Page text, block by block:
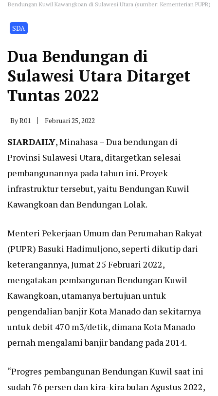
Bendungan Kuwil Kawangkoan di Sulawesi Utara (sumber: Kementerian PUPR)
SDA
Dua Bendungan di
Sulawesi Utara Ditarget
Tuntas 2022
ByR01 Februari 25, 2022
SIARDAILY, Minahasa – Dua bendungan di
Provinsi Sulawesi Utara, ditargetkan selesai
pembangunannya pada tahun ini. Proyek
infrastruktur tersebut, yaitu Bendungan Kuwil
Kawangkoan dan Bendungan Lolak.
Menteri Pekerjaan Umum dan Perumahan Rakyat
(PUPR) Basuki Hadimuljono, seperti dikutip dari
keterangannya, Jumat 25 Februari 2022,
mengatakan pembangunan Bendungan Kuwil
Kawangkoan, utamanya bertujuan untuk
pengendalian banjir Kota Manado dan sekitarnya
untuk debit 470 m3/detik, dimana Kota Manado
pernah mengalami banjir bandang pada 2014.
“Progres pembangunan Bendungan Kuwil saat ini
sudah 76 persen dan kira-kira bulan Agustus 2022,